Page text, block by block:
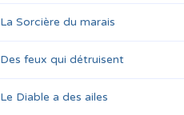
La Sorcière du marais
Des feux qui détruisent
Le Diable a des ailes